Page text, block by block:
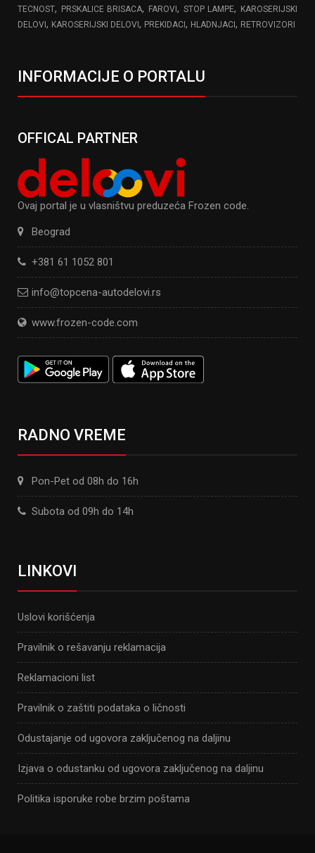
TECNOST, PRSKALICE BRISACA, FAROVI, STOP LAMPE, KAROSERIJSKI
DELOVI, KAROSERIJSKI DELOVI, PREKIDACI, HLADNJACI, RETROVIZORI
INFORMACIJE O PORTALU
OFFICAL PARTNER
Ovaj portal je u vlasništvu preduzeća Frozen code.
Beograd
+381 61 1052 801
info@topcena-autodelovi.rs
www.frozen-code.com
RADNO VREME
Pon-Pet od 08h do 16h
Subota od 09h do 14h
LINKOVI
Uslovi korišćenja
Pravilnik o rešavanju reklamacija
Reklamacioni list
Pravilnik o zaštiti podataka o ličnosti
Odustajanje od ugovora zaključenog na daljinu
Izjava o odustanku od ugovora zaključenog na daljinu
Politika isporuke robe brzim poštama